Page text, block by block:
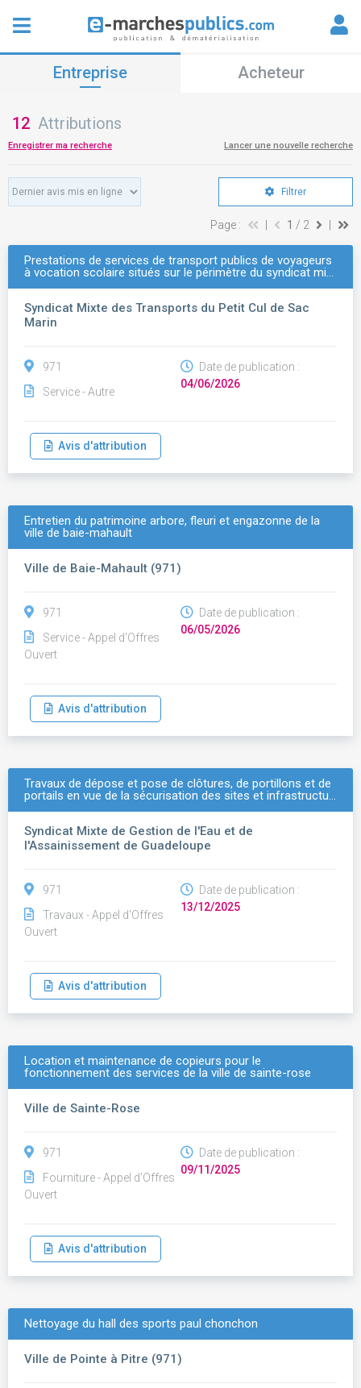
Entreprise Acheteur
12 Attributions
Enregistrer ma recherche Lancer une nouvelle recherche
Filtrer
Page : 1 / 2
Prestations de services de transport publics de voyageurs
à vocation scolaire situés sur le périmètre du syndicat mi…
Syndicat Mixte des Transports du Petit Cul de Sac
Marin
971
Service - Autre
Date de publication :
04/06/2026
Avis d'attribution
Entretien du patrimoine arbore, fleuri et engazonne de la
ville de baie-mahault
Ville de Baie-Mahault (971)
971
Service - Appel d'Offres
Ouvert
Date de publication :
06/05/2026
Avis d'attribution
Travaux de dépose et pose de clôtures, de portillons et de
portails en vue de la sécurisation des sites et infrastructu…
Syndicat Mixte de Gestion de l'Eau et de
l'Assainissement de Guadeloupe
971
Travaux - Appel d'Offres
Ouvert
Date de publication :
13/12/2025
Avis d'attribution
Location et maintenance de copieurs pour le
fonctionnement des services de la ville de sainte-rose
Ville de Sainte-Rose
971
Fourniture - Appel d'Offres
Ouvert
Date de publication :
09/11/2025
Avis d'attribution
Nettoyage du hall des sports paul chonchon
Ville de Pointe à Pitre (971)